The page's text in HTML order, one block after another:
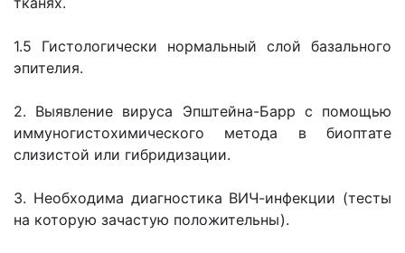
1.5 Гистологически нормальный слой базального
эпителия.
2. Выявление вируса Эпштейна-Барр с помощью
иммуногистохимического метода в биоптате
слизистой или гибридизации.
3. Необходима диагностика ВИЧ-инфекции (тесты
на которую зачастую положительны).